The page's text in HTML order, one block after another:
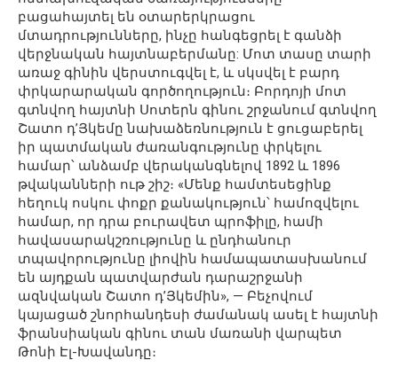
բացահայտել են օտարերկրացու
մտադրությունները, ինչը հանգեցրել է գանձի
վերջնական հայտնաբերմանը: Մոտ տասը տարի
առաջ գինին վերստուգվել է, և սկսվել է բարդ
փրկարարական գործողություն։ Բորդոյի մոտ
գտնվող հայտնի Սոտերն գինու շրջանում գտնվող
Շատո դ’Յկեմը նախաձեռնություն է ցուցաբերել
իր պատմական ժառանգությունը փրկելու
համար՝ անձամբ վերականգնելով 1892 և 1896
թվականների ութ շիշ։ «Մենք համտեսեցինք
հեղուկ ոսկու փոքր քանակություն՝ համոզվելու
համար, որ դրա բուրավետ պրոֆիլը, համի
հավասարակշռությունը և ընդհանուր
տպավորությունը լիովին համապատասխանում
են այդքան պատվարժան դարաշրջանի
ազնվական Շատո դ’Յկեմին», — Բեչովում
կայացած շնորհանդեսի ժամանակ ասել է հայտնի
ֆրանսիական գինու տան մառանի վարպետ
Թոնի Էլ-Խավանդը։